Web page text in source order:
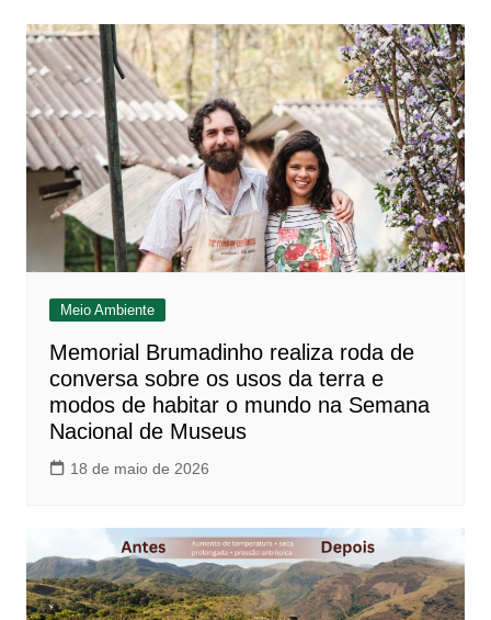
Meio Ambiente
Memorial Brumadinho realiza roda de
conversa sobre os usos da terra e
modos de habitar o mundo na Semana
Nacional de Museus
18 de maio de 2026